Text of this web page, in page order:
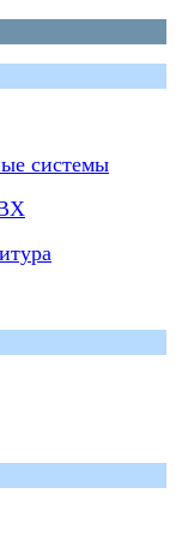
системы